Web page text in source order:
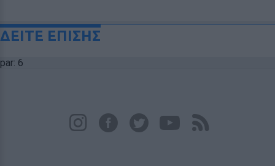
ΔΕΙΤΕ ΕΠΙΣΗΣ
par: 6